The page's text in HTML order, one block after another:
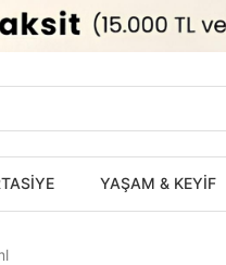
YAŞAM & KEYİF